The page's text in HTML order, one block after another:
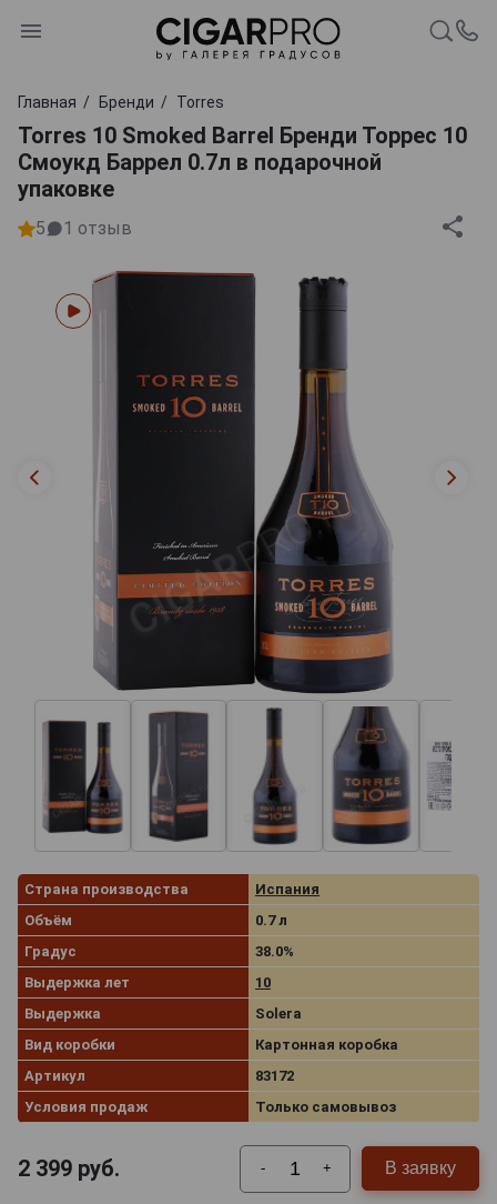
Главная Бренди Torres
Torres 10 Smoked Barrel Бренди Торрес 10
Смоукд Баррел 0.7л в подарочной
упаковке
5 1 отзыв
Страна производства
Испания
Объём
0.7 л
Градус
38.0%
Выдержка лет
10
Выдержка
Solera
Вид коробки
Картонная коробка
Артикул
83172
Условия продаж
Только самовывоз
2 399 руб. - + В заявку